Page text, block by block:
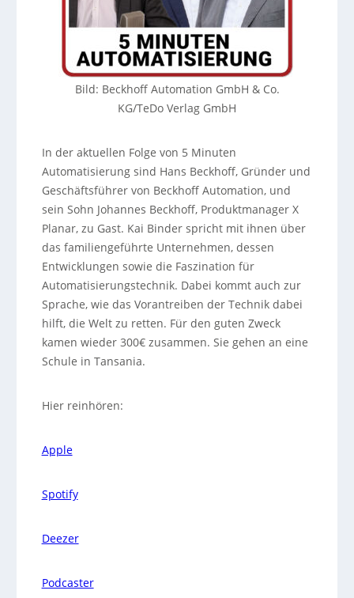
Bild: Beckhoff Automation GmbH & Co.
KG/TeDo Verlag GmbH
In der aktuellen Folge von 5 Minuten
Automatisierung sind Hans Beckhoff, Gründer und
Geschäftsführer von Beckhoff Automation, und
sein Sohn Johannes Beckhoff, Produktmanager X
Planar, zu Gast. Kai Binder spricht mit ihnen über
das familiengeführte Unternehmen, dessen
Entwicklungen sowie die Faszination für
Automatisierungstechnik. Dabei kommt auch zur
Sprache, wie das Vorantreiben der Technik dabei
hilft, die Welt zu retten. Für den guten Zweck
kamen wieder 300€ zusammen. Sie gehen an eine
Schule in Tansania.
Hier reinhören:
Apple
Spotify
Deezer
Podcaster